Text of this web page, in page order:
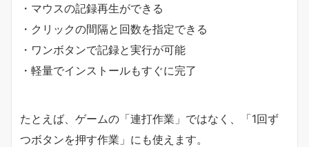
・マウスの記録再生ができる
・クリックの間隔と回数を指定できる
・ワンボタンで記録と実行が可能
・軽量でインストールもすぐに完了
たとえば、ゲームの「連打作業」ではなく、「1回ず
つボタンを押す作業」にも使えます。